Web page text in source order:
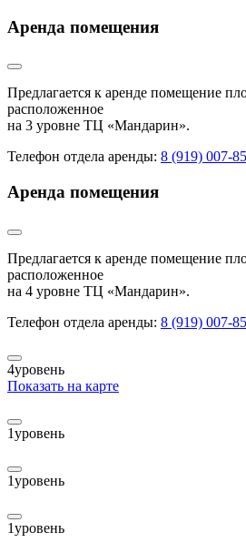
Аренда помещения
Предлагается к аренде помещение
расположенное
на 3 уровне ТЦ «Мандарин».
Телефон отдела аренды: 8 (919) 007-
Аренда помещения
Предлагается к аренде помещение
расположенное
на 4 уровне ТЦ «Мандарин».
Телефон отдела аренды: 8 (919) 007-
4уровень
Показать на карте
1уровень
1уровень
1уровень